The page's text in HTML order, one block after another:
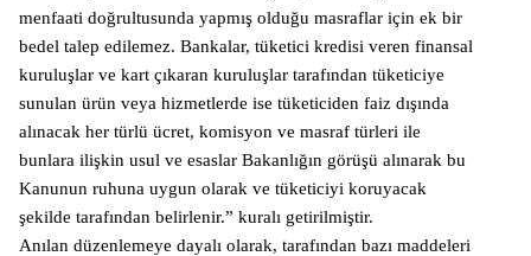
menfaati doğrultusunda yapmış olduğu masraflar için ek bir
bedel talep edilemez. Bankalar, tüketici kredisi veren finansal
kuruluşlar ve kart çıkaran kuruluşlar tarafından tüketiciye
sunulan ürün veya hizmetlerde ise tüketiciden faiz dışında
alınacak her türlü ücret, komisyon ve masraf türleri ile
bunlara ilişkin usul ve esaslar Bakanlığın görüşü alınarak bu
Kanunun ruhuna uygun olarak ve tüketiciyi koruyacak
şekilde tarafından belirlenir.” kuralı getirilmiştir.
Anılan düzenlemeye dayalı olarak, tarafından bazı maddeleri